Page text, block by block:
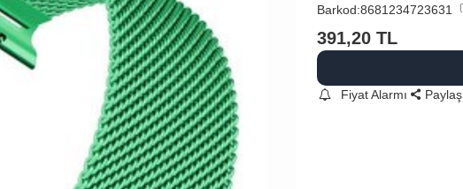
Barkod:8681234723631
391,20 TL
Fiyat Alarmı Paylaş